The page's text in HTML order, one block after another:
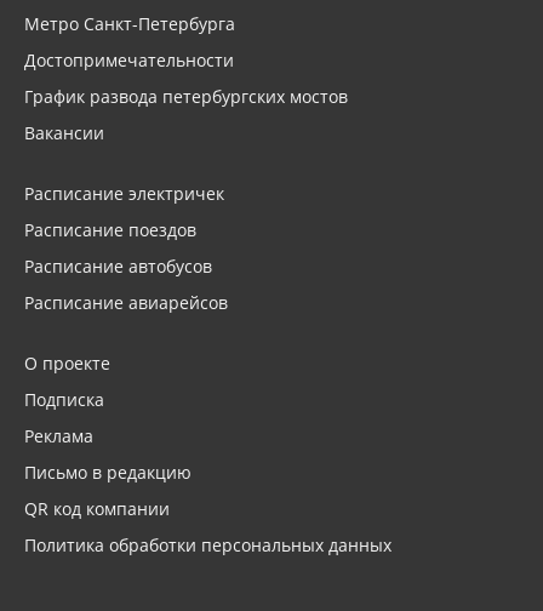
Метро Санкт-Петербурга
Достопримечательности
График развода петербургских мостов
Вакансии
Расписание электричек
Расписание поездов
Расписание автобусов
Расписание авиарейсов
О проекте
Подписка
Реклама
Письмо в редакцию
QR код компании
Политика обработки персональных данных